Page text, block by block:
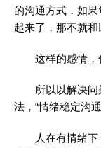
的沟通方式，如
起来了，那不就和
这样的感情，
所以以解决
法，“情绪稳定沟通
人在有情绪